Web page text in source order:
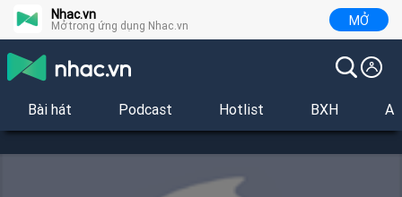
Nhac.vn
Mở trong ứng dụng Nhac.vn MỞ
Bài hát Podcast Hotlist BXH